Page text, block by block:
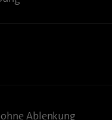
Ablenkung